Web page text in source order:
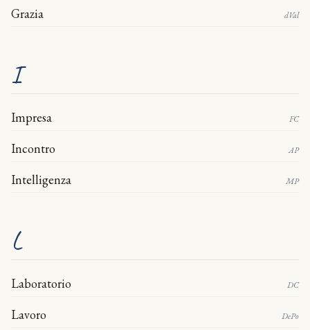
Grazia dVal
I
Impresa FC
Incontro AP
Intelligenza MP
L
Laboratorio DC
Lavoro DePo